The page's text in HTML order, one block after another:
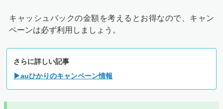
キャッシュバックの金額を考えるとお得なので、キャン
ペーンは必ず利用しましょう。
さらに詳しい記事
▶auひかりのキャンペーン情報